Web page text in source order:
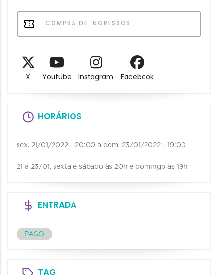
COMPRA DE INGRESSOS
X Youtube Instagram Facebook
HORÁRIOS
sex, 21/01/2022 - 20:00 a dom, 23/01/2022 - 19:00
21 a 23/01, sexta e sábado às 20h e domingo às 19h
ENTRADA
PAGO
TAG